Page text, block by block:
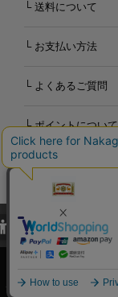
└ 送料について
└ お支払い方法
└ よくあるご質問
└ ポイントについて
お問い合わせ
Copyright©2000-2026
Nakagawa Masashichi
当サイトでは、当サ
び利便性向上のため
関しては「プライバシ
承諾する